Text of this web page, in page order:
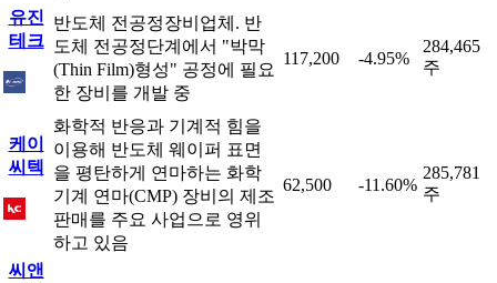
유진
테크
반도체 전공정장비업체. 반
도체 전공정단계에서 "박막
(Thin Film)형성" 공정에 필요
한 장비를 개발 중
117,200 -4.95%
284,465
주
케이
씨텍
화학적 반응과 기계적 힘을
이용해 반도체 웨이퍼 표면
을 평탄하게 연마하는 화학
기계 연마(CMP) 장비의 제조
판매를 주요 사업으로 영위
하고 있음
62,500 -11.60%
285,781
주
씨앤